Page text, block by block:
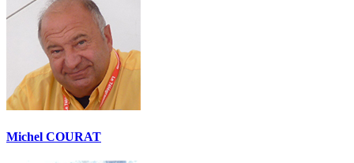
Michel COURAT